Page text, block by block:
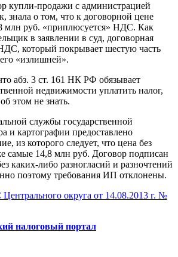
купли-продажи с администрацией
знала о том, что к договорной цене
млн руб. «приплюсуется» НДС. Как
в заявлении в суд, договорная
который покрывает шестую часть
«излишней».
абз. 3 ст. 161 НК РФ обязывает
недвижимости уплатить налог,
этом не знать.
службы государственной
и картографии предоставлено
из которого следует, что цена без
самые 14,8 млн руб. Договор подписан
каких-либо разногласий и разночтений
поэтому требования ИП отклонены.
округа от 14.08.2013 г. №
налоговый портал